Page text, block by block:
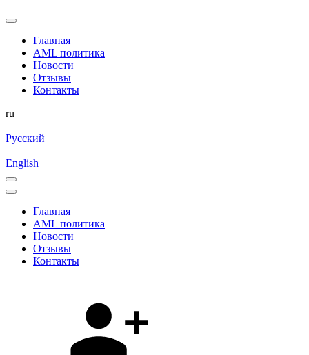
Главная
AML политика
Новости
Отзывы
Контакты
ru
Русский
English
Главная
AML политика
Новости
Отзывы
Контакты